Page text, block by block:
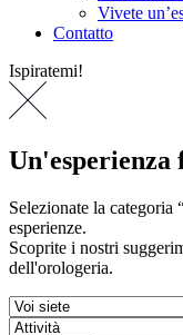
Vivete
Contatto
Ispiratemi!
Un'esperienza
Selezionate la categoria
esperienze.
Scoprite i nostri
dell'orologeria.